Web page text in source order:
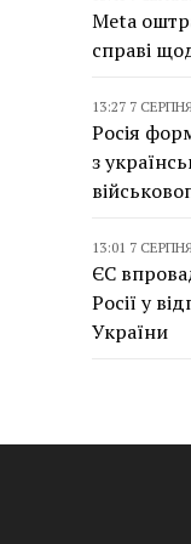
Meta
справі
13:27 7
Росія
з
13:01 7
ЄС
Росії у
України